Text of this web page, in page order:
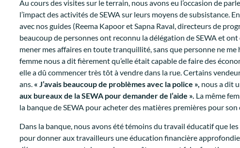
Au cours des visites sur le terrain, nous avons eu l’occasion de
l’impact des activités de SEWA sur leurs moyens de subsistance.
avec nos guides (Reema Kapoor et Sapna Raval, directeurs de
beaucoup de personnes ont reconnu la délégation de SEWA et
mener mes affaires en toute tranquillité, sans que personne ne me
femme nous a dit fièrement qu’elle était capable de faire des
elle a dû commencer très tôt à vendre dans la rue. Certains
ans. « J’avais beaucoup de problèmes avec la police », nous a dit
aux bureaux de la SEWA pour demander de l’aide ». La même
la banque de SEWA pour acheter des matières premières pour
Dans la banque, nous avons été témoins du travail éducatif que
pour donner aux travailleurs une éducation financière